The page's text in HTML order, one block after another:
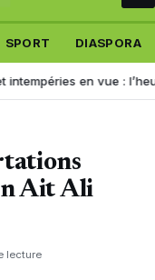
SPORT DIASPORA
en vue : l’heure
Ait Ali
lecture